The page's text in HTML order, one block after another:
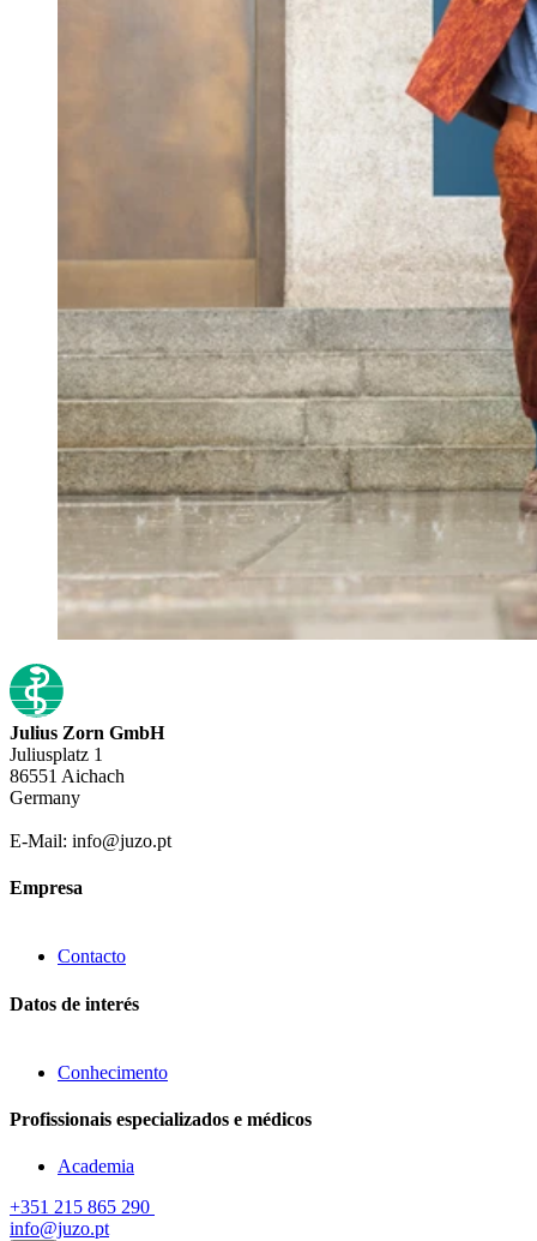
Julius Zorn GmbH
Juliusplatz 1
86551 Aichach
Germany
E-Mail: info@juzo.pt
Empresa
Contacto
Datos de interés
Conhecimento
Profissionais especializados e médicos
Academia
+351 215 865 290
info@juzo.pt